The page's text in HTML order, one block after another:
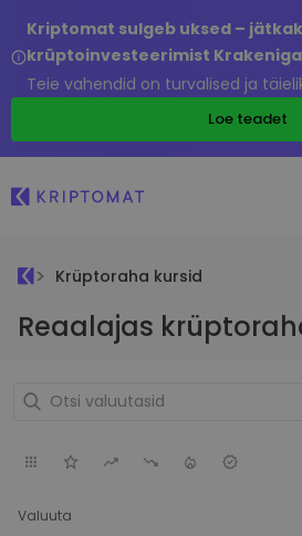
Kriptomat sulgeb uksed –
krüptoinvesteerimist
Teie vahendid on turvalised ja
Loe teadet
Krüptoraha kursid
Reaalajas
Valuuta